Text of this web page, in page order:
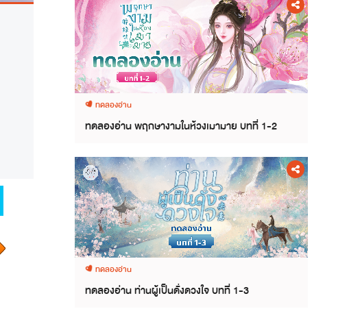
ทดลองอ่าน
ทดลองอ่าน พฤกษางามในห้วงเมามาย บทที่ 1-2
ทดลองอ่าน
ทดลองอ่าน ท่านผู้เป็นดั่งดวงใจ บทที่ 1-3